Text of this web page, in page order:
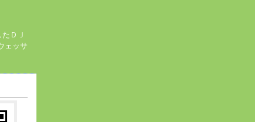
ＤＪ
ェッサ